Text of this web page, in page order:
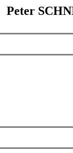
Peter